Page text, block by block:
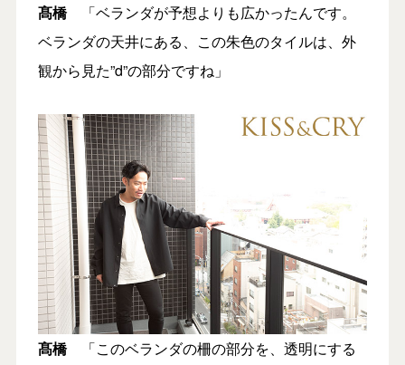
髙橋「ベランダが予想よりも広かったんです。
ベランダの天井にある、この朱色のタイルは、外
観から見た”d”の部分ですね」
髙橋「このベランダの柵の部分を、透明にする